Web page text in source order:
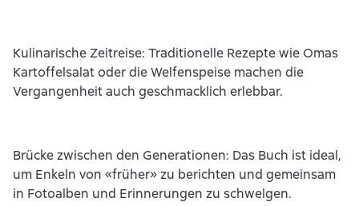
Kulinarische Zeitreise: Traditionelle Rezepte wie Omas
Kartoffelsalat oder die Welfenspeise machen die
Vergangenheit auch geschmacklich erlebbar.
Brücke zwischen den Generationen: Das Buch ist ideal,
um Enkeln von «früher» zu berichten und gemeinsam
in Fotoalben und Erinnerungen zu schwelgen.